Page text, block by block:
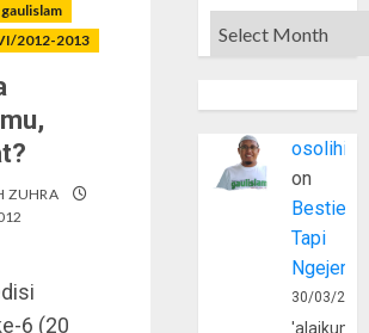
2012-2013
ZUHRA
6 (20
Archives
osolihin
on
Bestie
Tapi
30/03/